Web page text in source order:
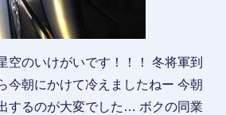
空のいけがいです！！！ 冬将軍到
朝にかけて冷えましたねー 今朝
するのが大変でした… ボクの同業